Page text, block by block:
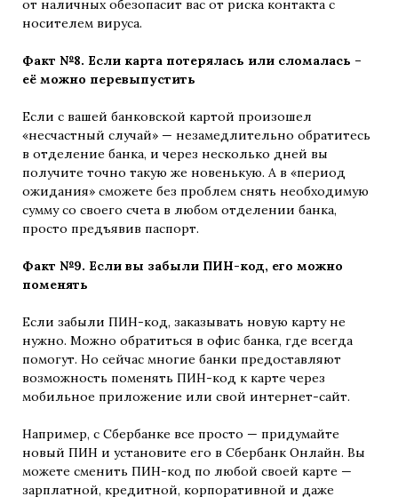
от наличных обезопасит вас от риска контакта с
носителем вируса.
Факт №8. Если карта потерялась или сломалась –
её можно перевыпустить
Если с вашей банковской картой произошел
«несчастный случай» — незамедлительно обратитесь
в отделение банка, и через несколько дней вы
получите точно такую же новенькую. А в «период
ожидания» сможете без проблем снять необходимую
сумму со своего счета в любом отделении банка,
просто предъявив паспорт.
Факт №9. Если вы забыли ПИН-код, его можно
поменять
Если забыли ПИН-код, заказывать новую карту не
нужно. Можно обратиться в офис банка, где всегда
помогут. Но сейчас многие банки предоставляют
возможность поменять ПИН-код к карте через
мобильное приложение или свой интернет-сайт.
Например, с Сбербанке все просто — придумайте
новый ПИН и установите его в Сбербанк Онлайн. Вы
можете сменить ПИН-код по любой своей карте —
зарплатной, кредитной, корпоративной и даже